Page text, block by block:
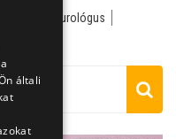
neurológus
általi